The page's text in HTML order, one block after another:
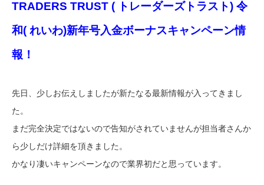
TRADERS TRUST ( トレーダーズトラスト) 令
和( れいわ)新年号入金ボーナスキャンペーン情
報！
先日、少しお伝えしましたが新たなる最新情報が入ってきまし
た。
まだ完全決定ではないので告知がされていませんが担当者さんか
ら少しだけ詳細を頂きました。
かなり凄いキャンペーンなので業界初だと思っています。